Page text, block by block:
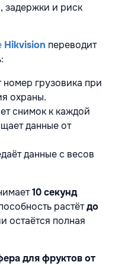
задержки и риск
Hikvision переводит
номер грузовика при
охраны.
снимок к каждой
данные от
данные с весов
10 секунд
растётдо
остаётся полная
для фруктов от